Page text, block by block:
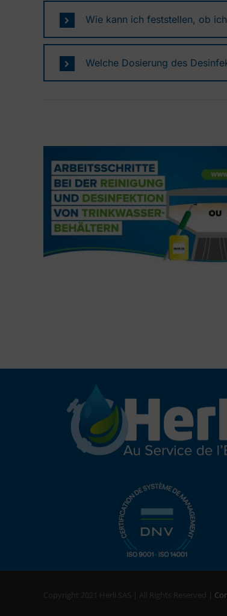
Wie kann ich feststellen, ob
Welche Dosierung des
Copyright 2021 Herli SAS | All Rights Reserved |